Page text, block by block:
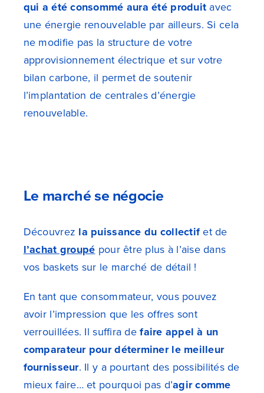
qui a été consommé aura été produit avec
une énergie renouvelable par ailleurs. Si cela
ne modifie pas la structure de votre
approvisionnement électrique et sur votre
bilan carbone, il permet de soutenir
l’implantation de centrales d’énergie
renouvelable.
Le marché se négocie
Découvrez la puissance du collectifet de
l’achat groupé pour être plus à l’aise dans
vos baskets sur le marché de détail !
En tant que consommateur, vous pouvez
avoir l’impression que les offres sont
verrouillées. Il suffira defaire appel à un
comparateur pour déterminer le meilleur
fournisseur. Il y a pourtant des possibilités de
mieux faire… et pourquoi pas d’agir comme